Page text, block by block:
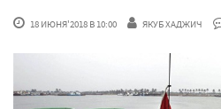
18 ИЮНЯ'2018 В 10:00 ЯКУБ ХАДЖИЧ